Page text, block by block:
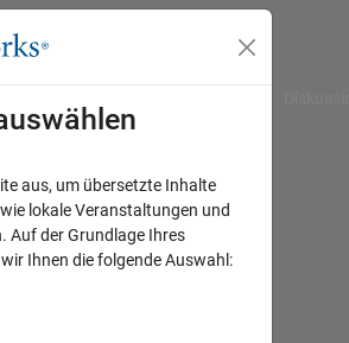
aus, um übersetzte Inhalte
lokale Veranstaltungen und
Auf der Grundlage Ihres
Ihnen die folgende Auswahl: